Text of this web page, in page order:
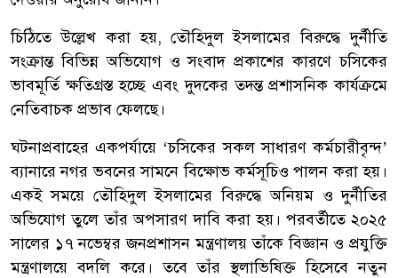
চিঠিতে উল্লেখ করা হয়, তৌহিদুল ইসলামের বিরুদ্ধে দুর্নীতি
সংক্রান্ত বিভিন্ন অভিযোগ ও সংবাদ প্রকাশের কারণে চসিকের
ভাবমূর্তি ক্ষতিগ্রস্ত হচ্ছে এবং দুদকের তদন্ত প্রশাসনিক কার্যক্রমে
নেতিবাচক প্রভাব ফেলছে।
ঘটনাপ্রবাহের একপর্যায়ে ‘চসিকের সকল সাধারণ কর্মচারীবৃন্দ’
ব্যানারে নগর ভবনের সামনে বিক্ষোভ কর্মসূচিও পালন করা হয়।
একই সময়ে তৌহিদুল ইসলামের বিরুদ্ধে অনিয়ম ও দুর্নীতির
অভিযোগ তুলে তাঁর অপসারণ দাবি করা হয়। পরবর্তীতে ২০২৫
সালের ১৭ নভেম্বর জনপ্রশাসন মন্ত্রণালয় তাঁকে বিজ্ঞান ও প্রযুক্তি
মন্ত্রণালয়ে বদলি করে। তবে তাঁর স্থলাভিষিক্ত হিসেবে নতুন